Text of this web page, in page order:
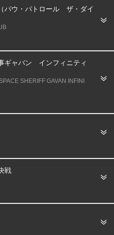
パウ・パトロール ザ・ダイ
ギャバン インフィニティ
SHERIFF GAVAN INFINI
戦